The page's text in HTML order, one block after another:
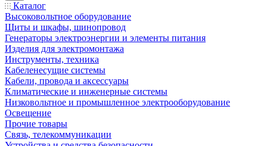
Каталог
Высоковольтное оборудование
Щиты и шкафы, шинопровод
Генераторы электроэнергии и элементы питания
Изделия для электромонтажа
Инструменты, техника
Кабеленесущие системы
Кабели, провода и аксессуары
Климатические и инженерные системы
Низковольтное и промышленное электрооборудование
Освещение
Прочие товары
Связь, телекоммуникации